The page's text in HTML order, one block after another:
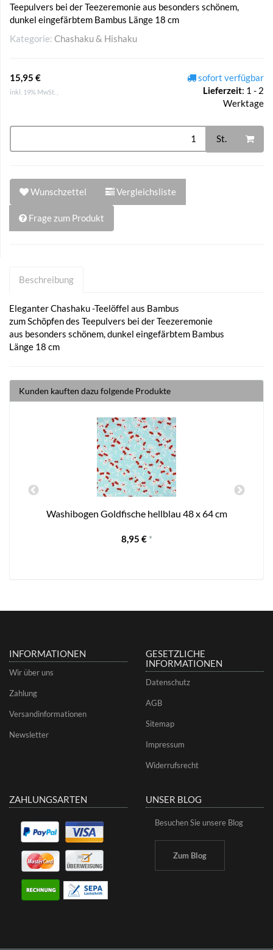
Teepulvers bei der Teezeremonie aus besonders schönem,
dunkel eingefärbtem Bambus Länge 18 cm
Kategorie: Chashaku & Hishaku
15,95 €
inkl. 19% MwSt. ,
sofort verfügbar
Lieferzeit: 1 - 2
Werktage
St.
Wunschzettel Vergleichsliste
Frage zum Produkt
Beschreibung
Eleganter Chashaku -Teelöffel aus Bambus
zum Schöpfen des Teepulvers bei der Teezeremonie
aus besonders schönem, dunkel eingefärbtem Bambus
Länge 18 cm
Kunden kauften dazu folgende Produkte
Washibogen Goldfische hellblau 48 x 64 cm
8,95 € *
INFORMATIONEN
Wir über uns
Zahlung
Versandinformationen
Newsletter
GESETZLICHE
INFORMATIONEN
Datenschutz
AGB
Sitemap
Impressum
Widerrufsrecht
ZAHLUNGSARTEN UNSER BLOG
Besuchen Sie unsere Blog
Zum Blog